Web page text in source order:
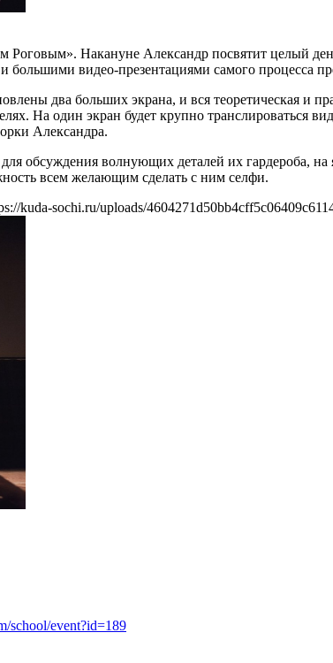
Накануне Александр посвятит целый
большими видео-презентациями самого процесса
два больших экрана, и вся теоретическая и
На один экран будет крупно транслироваться
Александра.
обсуждения волнующих деталей их гардероба,
всем желающим сделать с ним селфи.
kuda-sochi.ru/uploads/
school/event?id=189